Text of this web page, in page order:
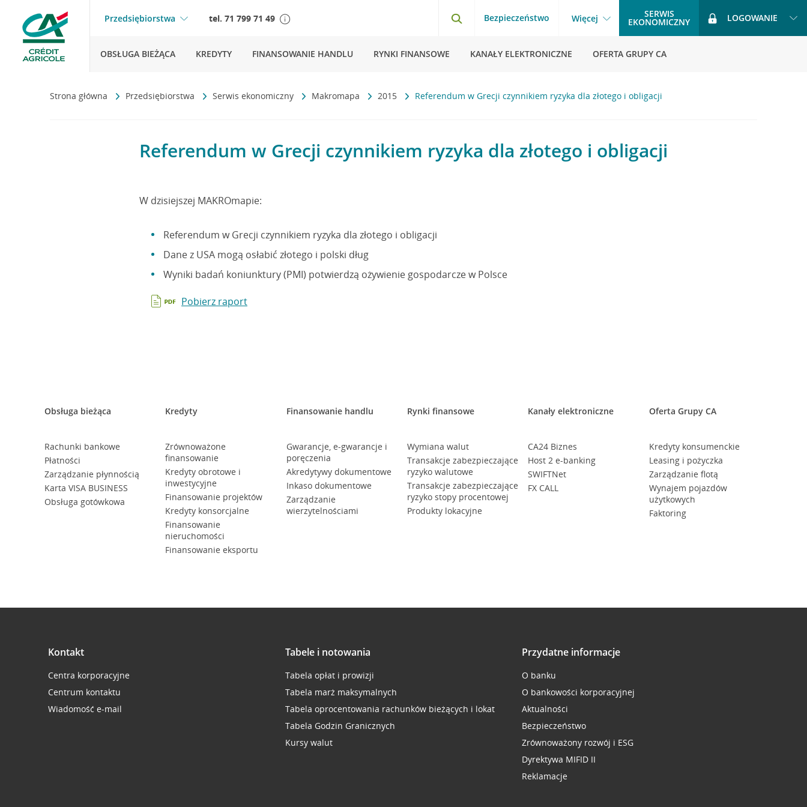
Przedsiębiorstwa tel. 71 799 71 49 Bezpieczeństwo Więcej SERWIS
EKONOMICZNY LOGOWANIE
OBSŁUGA BIEŻĄCA KREDYTY FINANSOWANIE HANDLU RYNKI FINANSOWE KANAŁY ELEKTRONICZNE OFERTA GRUPY CA
Strona główna Przedsiębiorstwa Serwis ekonomiczny Makromapa 2015 Referendum w Grecji czynnikiem ryzyka dla złotego i obligacji
Referendum w Grecji czynnikiem ryzyka dla złotego i obligacji
W dzisiejszej MAKROmapie:
Referendum w Grecji czynnikiem ryzyka dla złotego i obligacji
Dane z USA mogą osłabić złotego i polski dług
Wyniki badań koniunktury (PMI) potwierdzą ożywienie gospodarcze w Polsce
Pobierz raport
Obsługa bieżąca
Rachunki bankowe
Płatności
Zarządzanie płynnością
Karta VISA BUSINESS
Obsługa gotówkowa
Kredyty
Zrównoważone
finansowanie
Kredyty obrotowe i
inwestycyjne
Finansowanie projektów
Kredyty konsorcjalne
Finansowanie
nieruchomości
Finansowanie eksportu
Finansowanie handlu
Gwarancje, e-gwarancje i
poręczenia
Akredytywy dokumentowe
Inkaso dokumentowe
Zarządzanie
wierzytelnościami
Rynki finansowe
Wymiana walut
Transakcje zabezpieczające
ryzyko walutowe
Transakcje zabezpieczające
ryzyko stopy procentowej
Produkty lokacyjne
Kanały elektroniczne
CA24 Biznes
Host 2 e-banking
SWIFTNet
FX CALL
Oferta Grupy CA
Kredyty konsumenckie
Leasing i pożyczka
Zarządzanie flotą
Wynajem pojazdów
użytkowych
Faktoring
Kontakt
Centra korporacyjne
Centrum kontaktu
Wiadomość e-mail
Tabele i notowania
Tabela opłat i prowizji
Tabela marż maksymalnych
Tabela oprocentowania rachunków bieżących i lokat
Tabela Godzin Granicznych
Kursy walut
Przydatne informacje
O banku
O bankowości korporacyjnej
Aktualności
Bezpieczeństwo
Zrównoważony rozwój i ESG
Dyrektywa MIFID II
Reklamacje